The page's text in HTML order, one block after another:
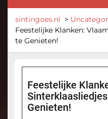
sintingoes.nl >
Feestelijke Klanken:
te Genieten!
Feestelijke
Genieten!